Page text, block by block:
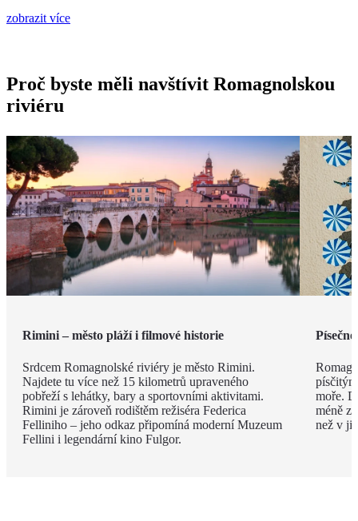
zobrazit více
Proč byste měli navštívit Romagnolskou
riviéru
Rimini – město pláží i filmové historie
Srdcem Romagnolské riviéry je město Rimini.
Najdete tu více než 15 kilometrů upraveného
pobřeží s lehátky, bary a sportovními aktivitami.
Rimini je zároveň rodištěm režiséra Federica
Felliniho – jeho odkaz připomíná moderní Muzeum
Fellini i legendární kino Fulgor.
moře.
méně
než v